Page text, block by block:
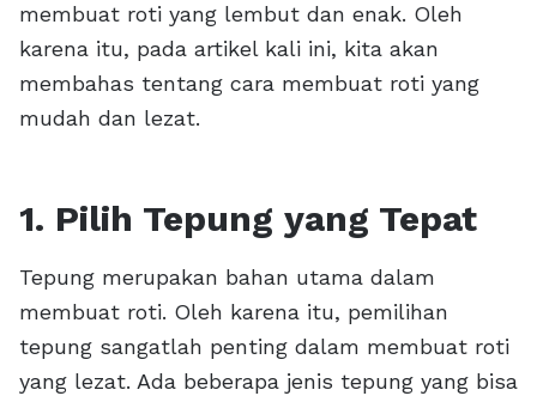
membuat roti yang lembut dan enak. Oleh
karena itu, pada artikel kali ini, kita akan
membahas tentang cara membuat roti yang
mudah dan lezat.
1. Pilih Tepung yang Tepat
Tepung merupakan bahan utama dalam
membuat roti. Oleh karena itu, pemilihan
tepung sangatlah penting dalam membuat roti
yang lezat. Ada beberapa jenis tepung yang bisa